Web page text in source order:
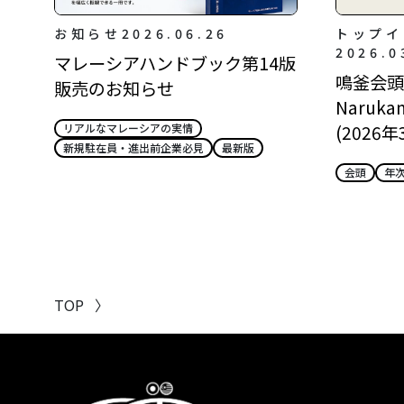
お知らせ 2026.06.26
マレーシアハンドブック第14版
販売のお知らせ
リアルなマレーシアの実情
新規駐在員・進出前企業必見
最新版
トップ
鳴釜会
(2026
会頭 年
TOP 〉